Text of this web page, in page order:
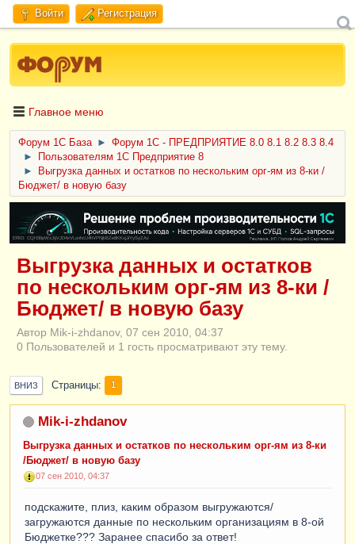
Войти Регистрация
Главное меню
Форум 1C База ►
Форум 1С - ПРЕДПРИЯТИЕ 8.0 8.1 8.2 8.3 8.4
►
Пользователям 1С Предприятие 8
►
Выгрузка данных и остатков по нескольким орг-ям из 8-ки /
Бюджет/ в новую базу
ERID: CQH36pWzJqVJD4xVLsnhcU4hVPNjkBZe8KKxjJiYySyZAz
Выгрузка данных и остатков
по нескольким орг-ям из 8-ки /
Бюджет/ в новую базу
Автор Mik-i-zhdanov, 07 сен 2010, 04:37
0 Пользователей и 1 гость просматривают эту тему.
ВНИЗ Страницы 1
Mik-i-zhdanov
Выгрузка данных и остатков по нескольким орг-ям из 8-ки
/Бюджет/ в новую базу
07 сен 2010, 04:37
подскажите, плиз, каким образом выгружаются/
загружаются данные по нескольким организациям в 8-ой
Бюджетке??? Заранее спасибо за ответ!